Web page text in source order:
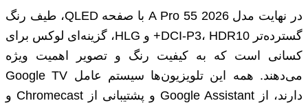
در نهایت مدل A Pro 55 2026 با صفحه QLED، طیف رنگ
گسترده‌تر DCI-P3، HDR10+ و HLG، گزینه‌ای لوکس برای
کسانی است که به کیفیت رنگ و تصویر اهمیت ویژه
می‌دهند. همه این تلویزیون‌ها سیستم عامل Google TV
دارند، از Google Assistant و پشتیبانی از Chromecast و